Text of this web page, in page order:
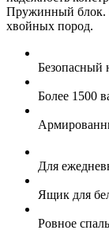
Пружинный блок.
хвойных пород.
Безопасный
Более 1500
Для
Ящик для
Ровное